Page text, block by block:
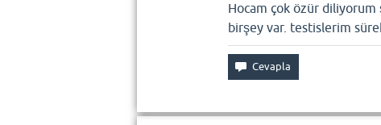
Hocam çok özür
birşey var. testislerim